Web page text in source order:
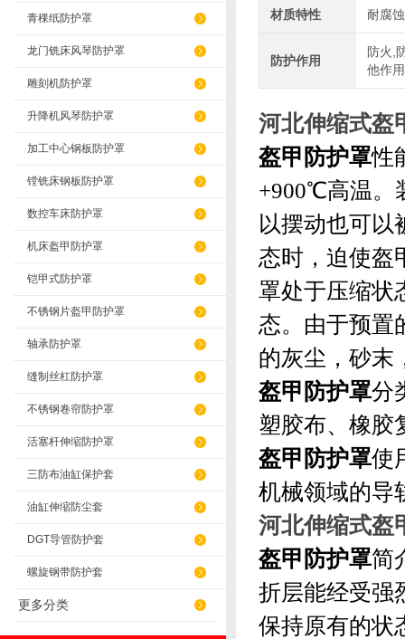
青稞纸防护罩
龙门铣床风琴防护罩
雕刻机防护罩
升降机风琴防护罩
加工中心钢板防护罩
镗铣床钢板防护罩
数控车床防护罩
机床盔甲防护罩
铠甲式防护罩
不锈钢片盔甲防护罩
轴承防护罩
缝制丝杠防护罩
不锈钢卷帘防护罩
活塞杆伸缩防护罩
三防布油缸保护套
油缸伸缩防尘套
DGT导管防护套
螺旋钢带防护套
更多分类
材质特性 耐腐蚀
防护作用
防火,
他作用
河北伸缩式盔
盔甲防护罩性
+900℃高温。
以摆动也可以
态时，迫使盔
罩处于压缩状
态。由于预置
的灰尘，砂末
盔甲防护罩分
塑胶布、橡胶
盔甲防护罩使
机械领域的导
河北伸缩式盔
盔甲防护罩简
折层能经受强
保持原有的状